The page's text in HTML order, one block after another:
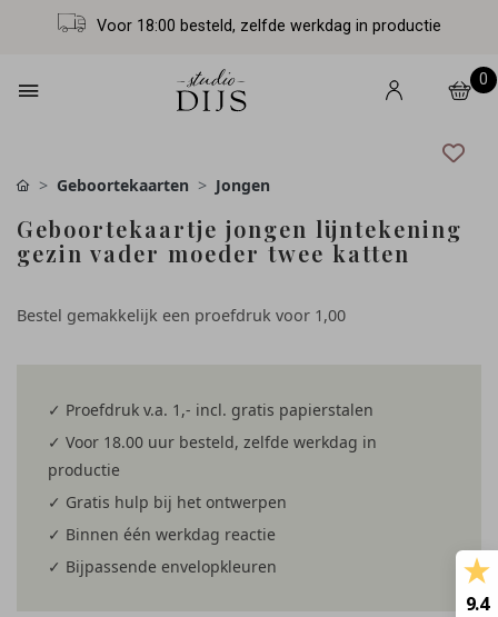
Voor 18:00 besteld, zelfde werkdag in productie
0
Geboortekaarten Jongen
Geboortekaartje jongen lijntekening
gezin vader moeder twee katten
Bestel gemakkelijk een proefdruk voor 1,00
✓ Proefdruk v.a. 1,- incl. gratis papierstalen
✓ Voor 18.00 uur besteld, zelfde werkdag in
productie
✓ Gratis hulp bij het ontwerpen
✓ Binnen één werkdag reactie
✓ Bijpassende envelopkleuren
9.4